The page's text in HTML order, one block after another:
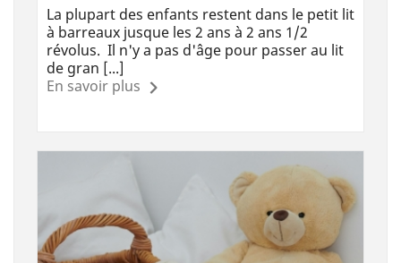
La plupart des enfants restent dans le petit lit
à barreaux jusque les 2 ans à 2 ans 1/2
révolus. Il n'y a pas d'âge pour passer au lit
de gran [...]
En savoir plus